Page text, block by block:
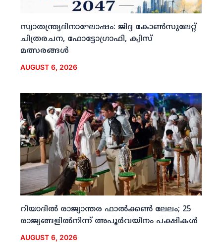
സ്വാതന്ത്ര്യദിനാഘോഷം: ജിദ്ദ കോണ്‍സുലേറ്റ്
ചിത്രരചന, ഫോട്ടോഗ്രാഫി, ക്വിസ്
മത്സരങ്ങള്‍
AUGUST 6, 2026
റിയാദില്‍ രാജ്യാന്തര ഫാല്‍ക്കണ്‍ ലേലം; 25
രാജ്യങ്ങളില്‍നിന്ന് അപൂര്‍വയിനം പക്ഷികള്‍
AUGUST 6, 2026